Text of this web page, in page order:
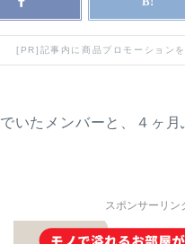
[PR]記事内に商品プロモーション
いたメンバーと、４ヶ
スポンサーリン